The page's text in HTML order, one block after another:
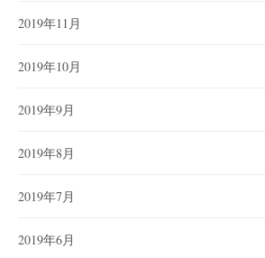
2019年11月
2019年10月
2019年9月
2019年8月
2019年7月
2019年6月